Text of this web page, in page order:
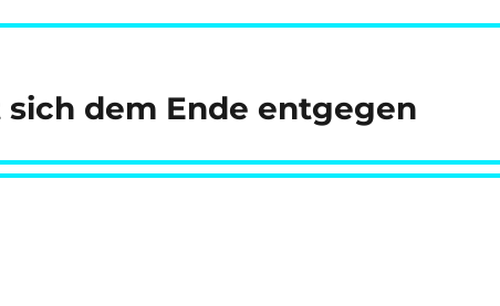
dem Ende entgegen